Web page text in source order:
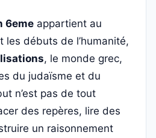
6eme appartient au
les débuts de l’humanité,
, le monde grec,
du judaïsme et du
n’est pas de tout
des repères, lire des
un raisonnement